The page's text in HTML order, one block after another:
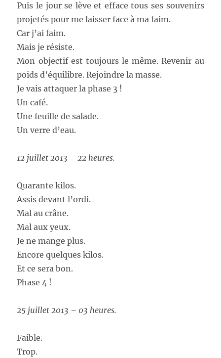
Puis le jour se lève et efface tous ses souvenirs
projetés pour me laisser face à ma faim.
Car j’ai faim.
Mais je résiste.
Mon objectif est toujours le même. Revenir au
poids d’équilibre. Rejoindre la masse.
Je vais attaquer la phase 3 !
Un café.
Une feuille de salade.
Un verre d’eau.
12 juillet 2013 – 22 heures.
Quarante kilos.
Assis devant l’ordi.
Mal au crâne.
Mal aux yeux.
Je ne mange plus.
Encore quelques kilos.
Et ce sera bon.
Phase 4 !
25 juillet 2013 – 03 heures.
Faible.
Trop.